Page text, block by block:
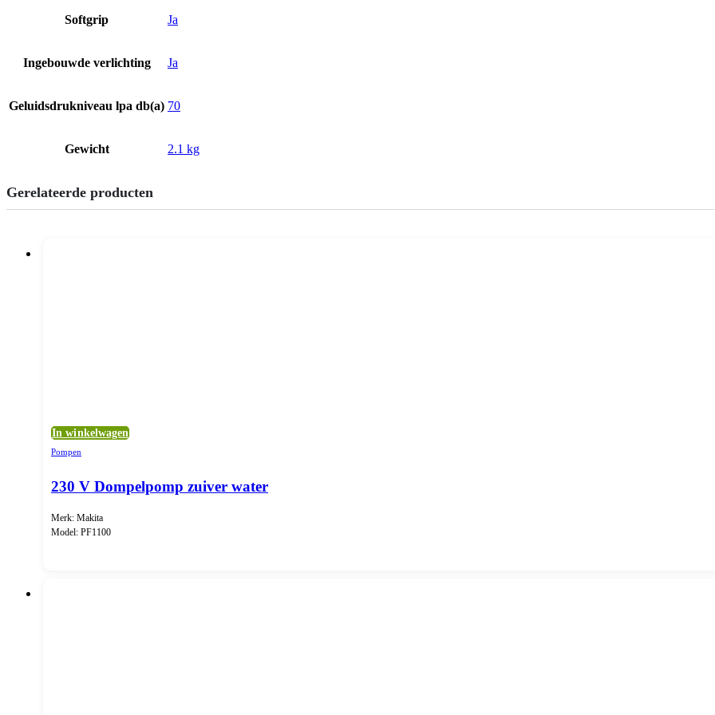
Softgrip Ja
Ingebouwde verlichting Ja
Geluidsdrukniveau lpa db(a) 70
Gewicht 2.1 kg
Gerelateerde producten
In winkelwagen
Pompen
230 V Dompelpomp zuiver water
Merk: Makita
Model: PF1100